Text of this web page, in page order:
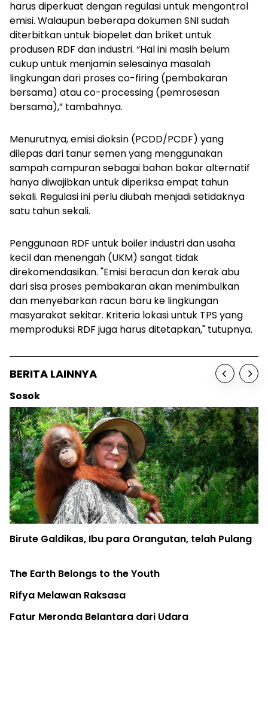
harus diperkuat dengan regulasi untuk mengontrol
emisi. Walaupun beberapa dokumen SNI sudah
diterbitkan untuk biopelet dan briket untuk
produsen RDF dan industri. “Hal ini masih belum
cukup untuk menjamin selesainya masalah
lingkungan dari prosesco-firing (pembakaran
bersama) atauco-processing (pemrosesan
bersama),” tambahnya.
Menurutnya, emisi dioksin (PCDD/PCDF) yang
dilepas dari tanur semen yang menggunakan
sampah campuran sebagai bahan bakar alternatif
hanya diwajibkan untuk diperiksa empat tahun
sekali. Regulasi ini perlu diubah menjadi setidaknya
satu tahun sekali.
Penggunaan RDF untuk boiler industri dan usaha
kecil dan menengah (UKM) sangat tidak
direkomendasikan. "Emisi beracun dan kerak abu
dari sisa proses pembakaran akan menimbulkan
dan menyebarkan racun baru ke lingkungan
masyarakat sekitar. Kriteria lokasi untuk TPS yang
memproduksi RDF juga harus ditetapkan," tutupnya.
BERITA LAINNYA
Sosok
Birute Galdikas, Ibu para Orangutan, telah Pulang
The Earth Belongs to the Youth
Rifya Melawan Raksasa
Fatur Meronda Belantara dari Udara